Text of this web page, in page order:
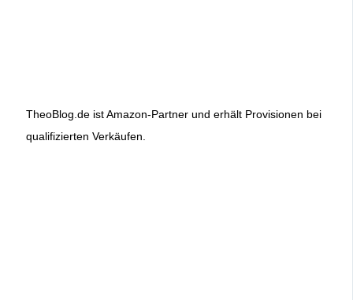
TheoBlog.de ist Amazon-Partner und erhält Provisionen bei
qualifizierten Verkäufen.